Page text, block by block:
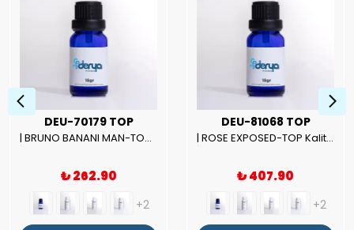
DEU-70179 TOP
| BRUNO BANANI MAN-TOP Kalite Erkek Parfüm Esansı.|
₺ 262.90
+2
DEU-81068 TOP
| ROSE EXPOSED-TOP Kalite Unısex Parfüm Esansı.|
₺ 407.90
+2